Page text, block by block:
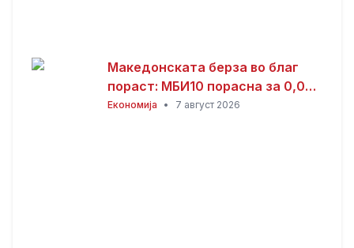
Македонската берза во благ
пораст: МБИ10 порасна за 0,08
отсто, најтргувани акциите на
Економија • 7 август 2026